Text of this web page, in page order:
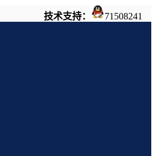
技术支持： 71508241